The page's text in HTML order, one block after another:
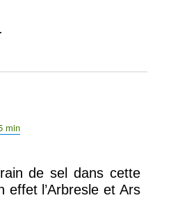
min
de sel dans cette
effet l’Arbresle et Ars